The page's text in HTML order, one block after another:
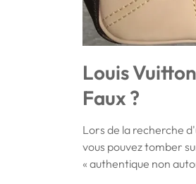
Louis
Faux ?
Lors de la recherche
vous pouvez tomber
« authentique non